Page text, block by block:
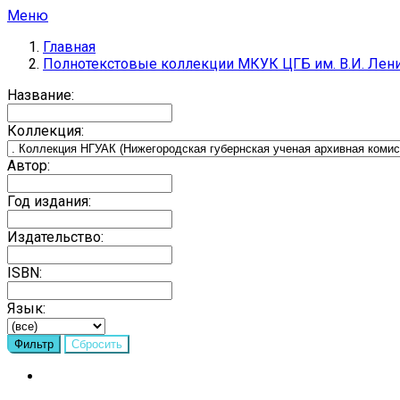
Меню
Главная
Полнотекстовые коллекции МКУК ЦГБ им. В.И.
Название:
Коллекция:
Автор:
Год издания:
Издательство:
ISBN:
Язык: